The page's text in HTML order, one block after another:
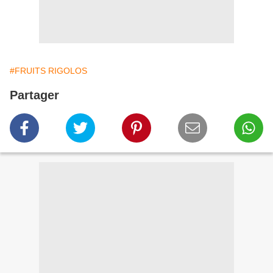
#FRUITS RIGOLOS
Partager